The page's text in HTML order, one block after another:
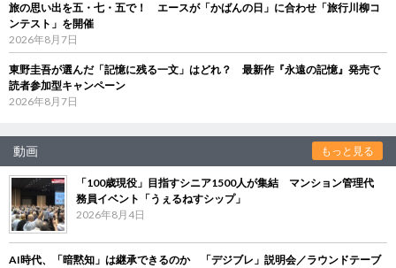
旅の思い出を五・七・五で！ エースが「かばんの日」に合わせ「旅行川柳コ
ンテスト」を開催
2026年8月7日
東野圭吾が選んだ「記憶に残る一文」はどれ？ 最新作『永遠の記憶』発売で
読者参加型キャンペーン
2026年8月7日
動画 もっと見る
「100歳現役」目指すシニア1500人が集結 マンション管理代
務員イベント「うぇるねすシップ」
2026年8月4日
AI時代、「暗黙知」は継承できるのか 「デジブレ」説明会／ラウンドテーブ